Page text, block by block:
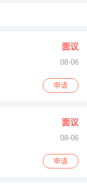
信息
信息
公司 】 强势入驻
面议
08-06
申请
面议
08-06
申请